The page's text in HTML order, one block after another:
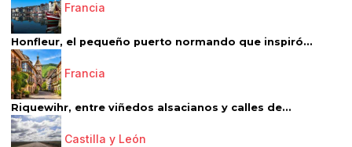
Francia
Honfleur, el pequeño puerto normando que inspiró...
Francia
Riquewihr, entre viñedos alsacianos y calles de...
Castilla y León